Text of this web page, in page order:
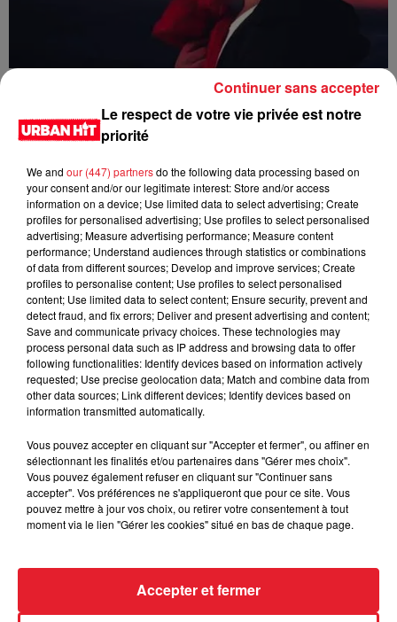
Nassif Zeytoun & Ricky Rich - Mi Amor
Vacra‬ - Totopika (feat. ElGrandeToto)
Le respect de votre vie privée est notre
priorité
We and our (447) partnersdo the following data processing based on
your consent and/or our legitimate interest: Store and/or access
information on a device; Use limited data to select advertising; Create
profiles for personalised advertising; Use profiles to select personalised
advertising; Measure advertising performance; Measure content
performance; Understand audiences through statistics or combinations
of data from different sources; Develop and improve services; Create
profiles to personalise content; Use profiles to select personalised
content; Use limited data to select content; Ensure security, prevent and
detect fraud, and fix errors; Deliver and present advertising and content;
Save and communicate privacy choices. These technologies may
process personal data such as IP address and browsing data to offer
following functionalities: Identify devices based on information actively
requested; Use precise geolocation data; Match and combine data from
other data sources; Link different devices; Identify devices based on
information transmitted automatically.
Vous pouvez accepter en cliquant sur "Accepter et fermer", ou affiner en
sélectionnant les finalités et/ou partenaires dans "Gérer mes choix".
Vous pouvez également refuser en cliquant sur "Continuer sans
accepter". Vos préférences ne s'appliqueront que pour ce site. Vous
pouvez mettre à jour vos choix, ou retirer votre consentement à tout
moment via le lien "Gérer les cookies" situé en bas de chaque page.
Accepter et fermer
Continuer sans accepter